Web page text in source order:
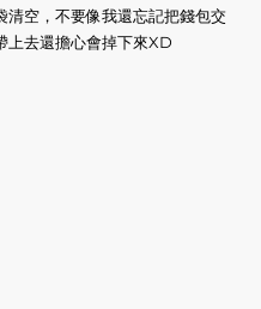
清空，不要像我還忘記把錢包交
上去還擔心會掉下來XD